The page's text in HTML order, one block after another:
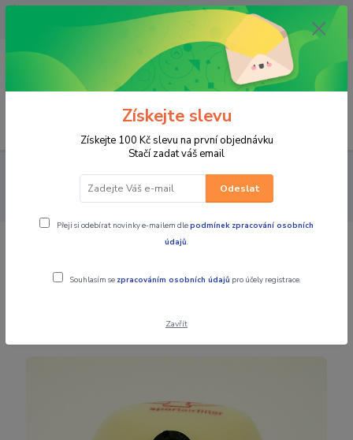
OPAVA 733537099/HLUČÍN
734541648/OLOMOUC 734593593
0,00 CZK
PRO STROJE NÁHRADNÍ DÍLY MX MOTORKY
FILTRY
VZDUCHOVÉ FILTRY, OLEJE NA FILTRY
DT1 Filtr vzduchový - Filtr
vzduchový - Kawasaki KXF450 / 16-18 + KXF250 / 17-20
Kawasaki KXF450 / 16-18 + KXF250 /
Získejte slevu
Získejte 100 Kč slevu na první objednávku
Stačí zadat váš email
Odeslat
Přeji si odebírat novinky e-mailem dlepodmínek zpracování osobních
údajů.
Souhlasím se zpracováním osobních údajů pro účely registrace.
Zavřít